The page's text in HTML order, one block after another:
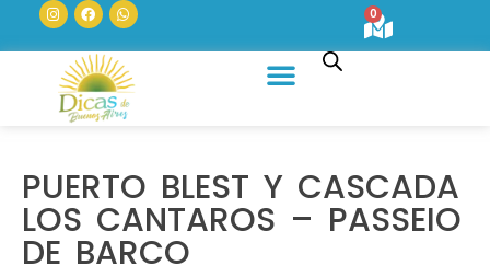
0
PUERTO BLEST Y CASCADA
LOS CANTAROS – PASSEIO
DE BARCO